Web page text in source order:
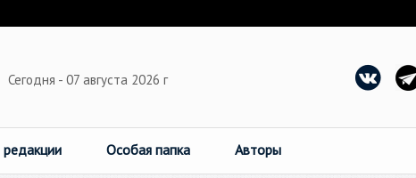
Сегодня - 07 августа 2026 г
Особая папка Авторы